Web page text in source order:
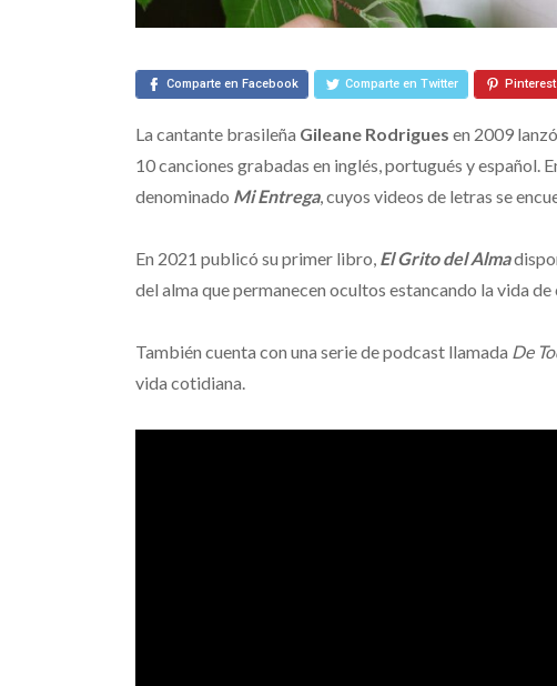
Comparte en Facebook Comparte en Twitter Pinterest
La cantante brasileña Gileane Rodrigues en 2009
10 canciones grabadas en inglés, portugués y español.
denominado Mi Entrega, cuyos videos de letras se
En 2021 publicó su primer libro, El Grito del Alma
del alma que permanecen ocultos estancando la vida
También cuenta con una serie de podcast llamada De
vida cotidiana.